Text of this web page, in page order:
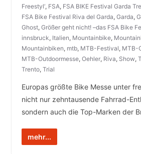
Freestyl‘, FSA, FSA BIKE Festival Garda
FSA Bike Festival Riva del Garda, Garda,
Ghost, Größer geht nicht! –das FSA Bike
innsbruck, Italien, Mountainbike,
Mountainbiken, mtb, MTB-Festival, MTB-
MTB-Outdoormesse, Oehler, Riva, Show,
Trento, Trial
Europas größte Bike Messe unter
nicht nur zehntausende Fahrrad-
sondern auch die Top-Marken der
mehr...